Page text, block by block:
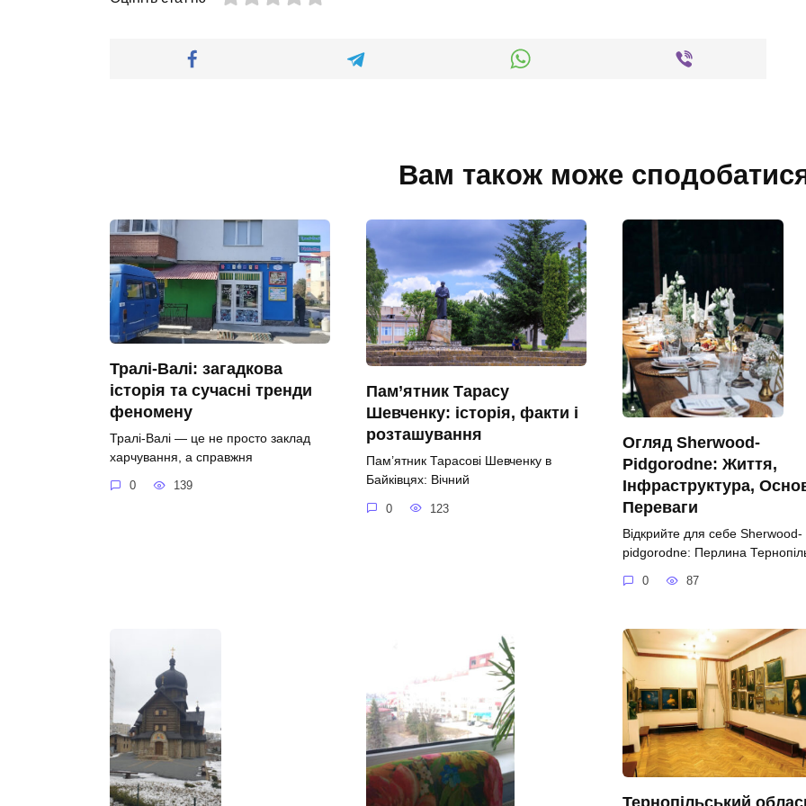
Вам також може
Тралі-Валі: загадкова
історія та сучасні тренди
феномену
Тралі-Валі — це не просто заклад
харчування, а справжня
0 139
Пам’ятник Тарасу
Шевченку: історія, факти і
розташування
Пам’ятник Тарасові Шевченку в
Байківцях: Вічний
0 123
Огляд Sherwood-
Pidgorodne: Життя,
Інфраструктура,
Переваги
Відкрийте для себе Sherwood-
pidgorodne: Перлина
0 87
Тернопільський